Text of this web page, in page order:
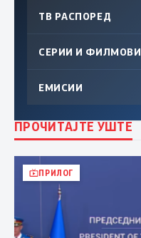
ТВ РАСПОРЕД
СЕРИИ И ФИЛМОВИ
ЕМИСИИ
ПРОЧИТАЈТЕ УШТЕ
ПРИЛОГ